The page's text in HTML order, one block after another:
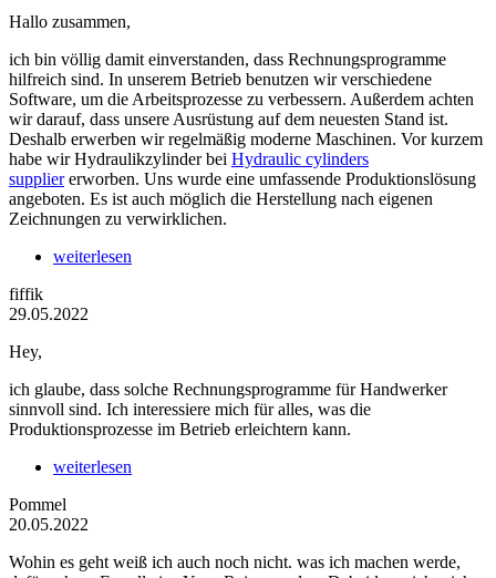
Hallo zusammen,
ich bin völlig damit einverstanden, dass Rechnungsprogramme
hilfreich sind. In unserem Betrieb benutzen wir verschiedene
Software, um die Arbeitsprozesse zu verbessern. Außerdem achten
wir darauf, dass unsere Ausrüstung auf dem neuesten Stand ist.
Deshalb erwerben wir regelmäßig moderne Maschinen. Vor kurzem
habe wir Hydraulikzylinder bei Hydraulic cylinders
suppliererworben. Uns wurde eine umfassende Produktionslösung
angeboten. Es ist auch möglich die Herstellung nach eigenen
Zeichnungen zu verwirklichen.
weiterlesen
fiffik
29.05.2022
Hey,
ich glaube, dass solche Rechnungsprogramme für Handwerker
sinnvoll sind. Ich interessiere mich für alles, was die
Produktionsprozesse im Betrieb erleichtern kann.
weiterlesen
Pommel
20.05.2022
Wohin es geht weiß ich auch noch nicht. was ich machen werde,